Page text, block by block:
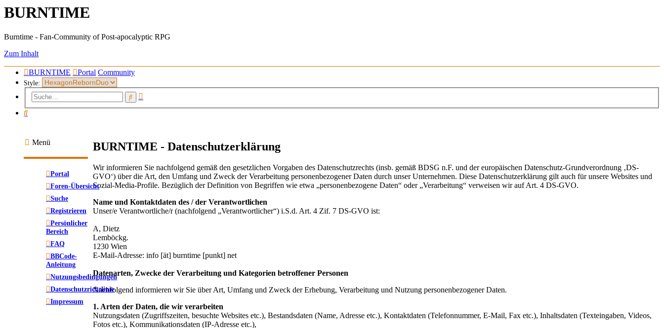
BURNTIME
Burntime - Fan-Community of Post-apocalyptic RPG
Zum Inhalt
BURNTIME Portal Community
Style:
Suche
Suche
BURNTIME - Datenschutzerklärung
Wir informieren Sie nachfolgend gemäß den gesetzlichen Vorgaben des Datenschutzrechts (insb. gemäß BDSG n.F. und der europäischen Datenschutz-Grundverordnung ‚DS-
GVO‘) über die Art, den Umfang und Zweck der Verarbeitung personenbezogener Daten durch unser Unternehmen. Diese Datenschutzerklärung gilt auch für unsere Websites und
Sozial-Media-Profile. Bezüglich der Definition von Begriffen wie etwa „personenbezogene Daten“ oder „Verarbeitung“ verweisen wir auf Art. 4 DS-GVO.
Name und Kontaktdaten des / der Verantwortlichen
Unser/e Verantwortliche/r (nachfolgend „Verantwortlicher“) i.S.d. Art. 4 Zif. 7 DS-GVO ist:
A, Dietz
Lemböckg.
1230 Wien
E-Mail-Adresse: info [ät] burntime [punkt] net
Datenarten, Zwecke der Verarbeitung und Kategorien betroffener Personen
Nachfolgend informieren wir Sie über Art, Umfang und Zweck der Erhebung, Verarbeitung und Nutzung personenbezogener Daten.
1. Arten der Daten, die wir verarbeiten
Nutzungsdaten (Zugriffszeiten, besuchte Websites etc.), Bestandsdaten (Name, Adresse etc.), Kontaktdaten (Telefonnummer, E-Mail, Fax etc.), Inhaltsdaten (Texteingaben, Videos,
Fotos etc.), Kommunikationsdaten (IP-Adresse etc.),
Menü
Portal
Foren-Übersicht
Suche
Registrieren
Persönlicher
Bereich
FAQ
BBCode-
Anleitung
Nutzungsbedingungen
Datenschutzrichtlinie
Impressum